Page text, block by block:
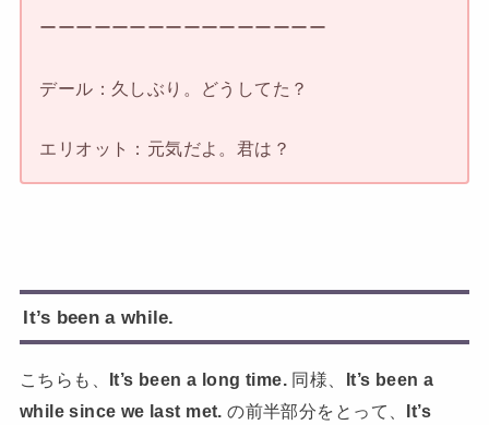
ーーーーーーーーーーーーーーーー
デール：久しぶり。どうしてた？
エリオット：元気だよ。君は？
It’s been a while.
こちらも、 It’s been a long time. 同様、 It’s been a
while since we last met. の前半部分をとって、 It’s